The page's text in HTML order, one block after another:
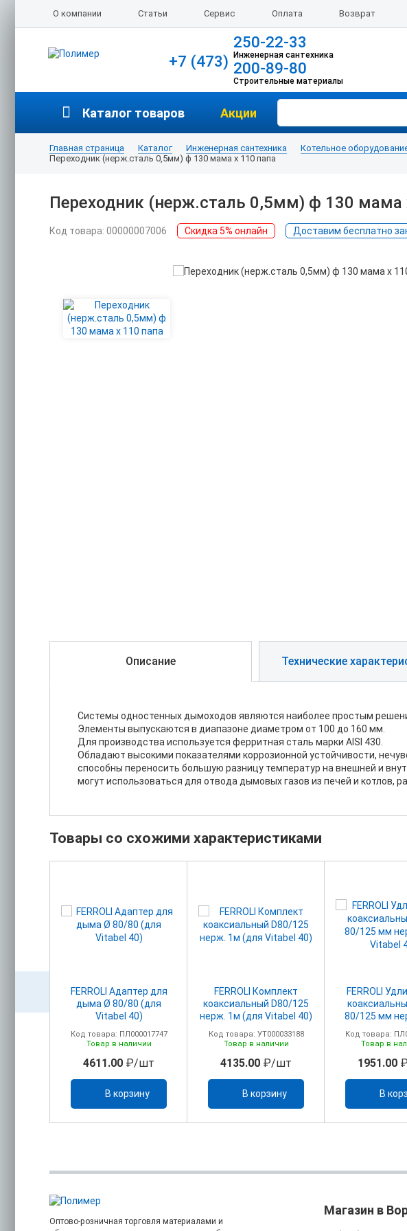
О компании Статьи Сервис Оплата Возврат
+7 (473)
250-22-33
Инженерная сантехника
200-89-80
Строительные материалы
Каталог товаров Акции
Главная страница Каталог Инженерная сантехника Котельное
Переходник (нерж.сталь 0,5мм) ф 130 мама х 110 папа
Переходник (нерж.сталь 0,5мм) ф 130 мама
Код товара: 00000007006 Скидка 5% онлайн Доставим бесплатно
Описание Технические
Системы одностенных дымоходов являются наиболее простым
Элементы выпускаются в диапазоне диаметром от 100 до 160 мм.
Для производства используется ферритная сталь марки AISI 430.
Обладают высокими показателями коррозионной устойчивости,
способны переносить большую разницу температур на внешней и
могут использоваться для отвода дымовых газов из печей и котлов,
Товары со схожими характеристиками
FERROLI Адаптер для
дыма Ø 80/80 (для
Vitabel 40)
Код товара: ПЛ000017747
Товар в наличии
4611.00 ₽/шт
В корзину
FERROLI Комплект
коаксиальный D80/125
нерж. 1м (для Vitabel 40)
Код товара: УТ000033188
Товар в наличии
4135.00 ₽/шт
В корзину
FERROLI Удлинитель
80/125 мм
Код товара:
Товар в
1951.00
В
Оптово-розничная торговля материалами и
Магазин в